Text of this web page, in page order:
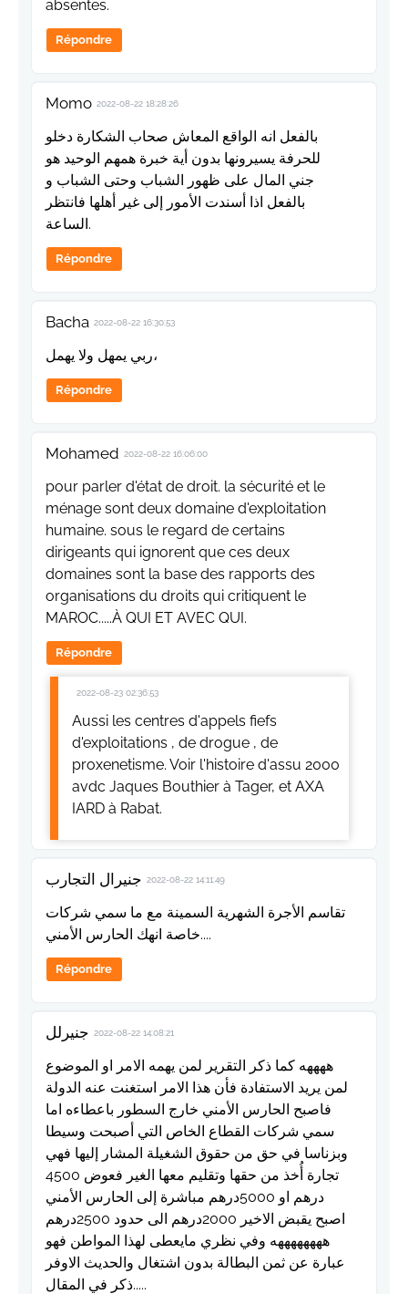
absentes.
Répondre
Momo 2022-08-22 18:28:26
بالفعل انه الواقع المعاش صحاب الشكارة دخلو
للحرفة يسيرونها بدون أية خبرة همهم الوحيد هو
جني المال على ظهور الشباب وحتى الشباب و
بالفعل اذا أسندت الأمور إلى غير أهلها فانتظر
الساعة.
Répondre
Bacha 2022-08-22 16:30:53
ربي يمهل ولا يهمل،
Répondre
Mohamed 2022-08-22 16:06:00
pour parler d'état de droit. la sécurité et le
ménage sont deux domaine d'exploitation
humaine. sous le regard de certains
dirigeants qui ignorent que ces deux
domaines sont la base des rapports des
organisations du droits qui critiquent le
MAROC.....À QUI ET AVEC QUI.
Répondre
2022-08-23 02:36:53
Aussi les centres d'appels fiefs
d'exploitations , de drogue , de
proxenetisme. Voir l'histoire d'assu 2000
avdc Jaques Bouthier à Tager, et AXA
IARD à Rabat.
جنيرال التجارب 2022-08-22 14:11:49
تقاسم الأجرة الشهرية السمينة مع ما سمي شركات
خاصة انهك الحارس الأمني....
Répondre
جنيرلل 2022-08-22 14:08:21
ههههه كما ذكر التقرير لمن يهمه الامر او الموضوع
لمن يريد الاستفادة فأن هذا الامر استغنت عنه الدولة
فاصبح الحارس الأمني خارج السطور باعطاءه اما
سمي شركات القطاع الخاص التي أصبحت وسيطا
وبزناسا في حق من حقوق الشغيلة المشار إليها فهي
تجارة أُخذ من حقها وتقليم معها الغير فعوض 4500
درهم او 5000درهم مباشرة إلى الحارس الأمني
اصبح يقبض الاخير 2000درهم الى حدود 2500درهم
ههههههههه وفي نظري مايعطى لهذا المواطن فهو
عبارة عن ثمن البطالة بدون اشتغال والحديث الاوفر
ذكر في المقال.....